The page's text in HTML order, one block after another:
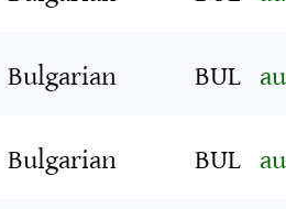
Bulgarian
BUL
Bulgarian
BUL